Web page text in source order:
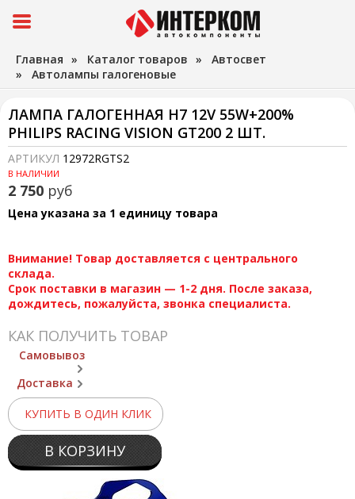
Главная » Каталог товаров » Автосвет
» Автолампы галогеновые
ЛАМПА ГАЛОГЕННАЯ H7 12V 55W+200%
PHILIPS RACING VISION GT200 2 ШТ.
АРТИКУЛ 12972RGTS2
В НАЛИЧИИ
2 750 руб
Цена указана за 1 единицу товара
Внимание! Товар доставляется с центрального
склада.
Срок поставки в магазин — 1-2 дня. После заказа,
дождитесь, пожалуйста, звонка специалиста.
КАК ПОЛУЧИТЬ ТОВАР
Самовывоз
Доставка
КУПИТЬ В ОДИН КЛИК
В КОРЗИНУ